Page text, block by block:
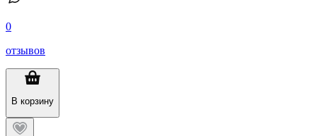
0
отзывов
В корзину